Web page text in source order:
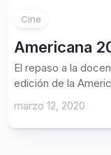
Cine
Americana
El repaso a la
edición de la
marzo 12, 2020